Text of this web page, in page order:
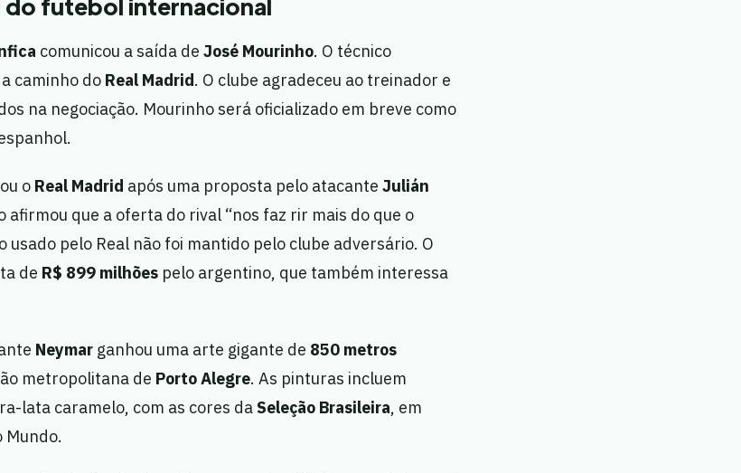
futebol internacional
comunicou a saída de José Mourinho. O técnico
caminho do Real Madrid. O clube agradeceu ao treinador e
na negociação. Mourinho será oficializado em breve como
o Real Madrid após uma proposta pelo atacante Julián
afirmou que a oferta do rival “nos faz rir mais do que o
usado pelo Real não foi mantido pelo clube adversário. O
de R$ 899 milhões pelo argentino, que também interessa
Neymar ganhou uma arte gigante de 850 metros
metropolitana de Porto Alegre. As pinturas incluem
lata caramelo, com as cores daSeleção Brasileira, em
Mundo.